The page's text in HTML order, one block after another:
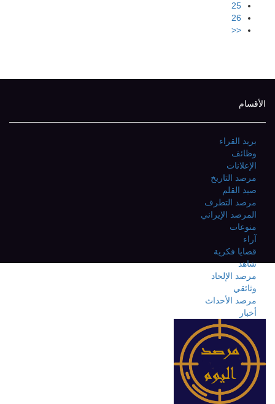
25
26
<<
الأقسام
بريد القراء
وظائف
الإعلانات
مرصد التاريخ
صيد القلم
مرصد التطرف
المرصد الإيراني
منوعات
آراء
قضايا فكرية
شاهد
مرصد الإلحاد
وثائقي
مرصد الأحداث
أخبار